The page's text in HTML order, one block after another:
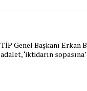
TİP Genel Başkanı Erkan
adalet, ‘iktidarın